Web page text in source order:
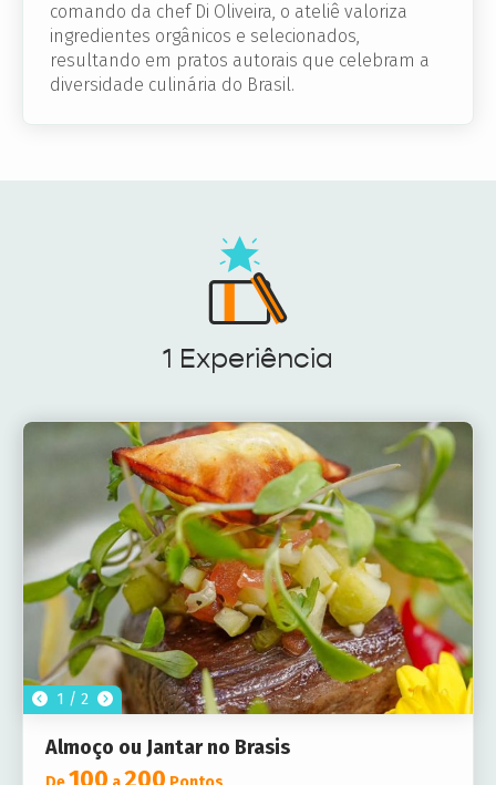
comando da chef Di Oliveira, o ateliê valoriza
ingredientes orgânicos e selecionados,
resultando em pratos autorais que celebram a
diversidade culinária do Brasil.
1 Experiência
1 / 2
Almoço ou Jantar no Brasis